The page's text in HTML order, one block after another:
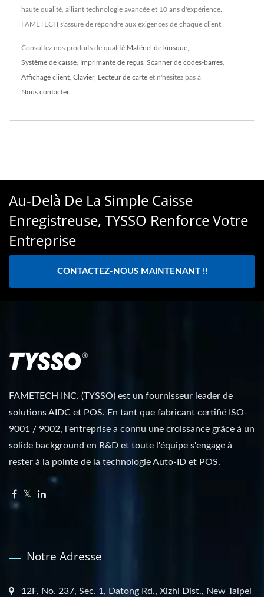
haute qualité, alliant technologie avancée et 10 ans d'expérience.
FAMETECH s'assure de répondre aux exigences de chaque client.
Consultez nos produits de qualité Matériel de kiosque
Système de caisse Imprimante de reçus Scanner de codes-barres
Affichage client Clavier, Lecteur de carte et n'hésitez pas à
Nous contacter.
Au-Delà De La Simple Caisse
Enregistreuse, TYSSO Renforce Votre
Entreprise
CONTACTEZ-NOUS MAINTENANT !!
FAMETECH INC. (TYSSO) est un fournisseur leader de
solutions AIDC et POS. En tant que fabricant certifié ISO-
9001 / 9002, l'entreprise a connu une croissance grâce à un
solide background en R&D et toute l'équipe s'engage à
rester à la pointe de la technologie Auto-ID et POS.
Notre Adresse
12F, No. 237, Sec. 1, Datong Rd., Xizhi Dist., New Taipei